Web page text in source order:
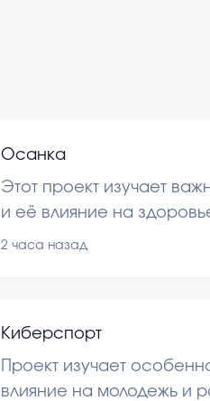
Осанка
Этот проект изучает
и её влияние на
рассматриваются
2 часа назад
Киберспорт
Проект изучает
влияние на молодежь и